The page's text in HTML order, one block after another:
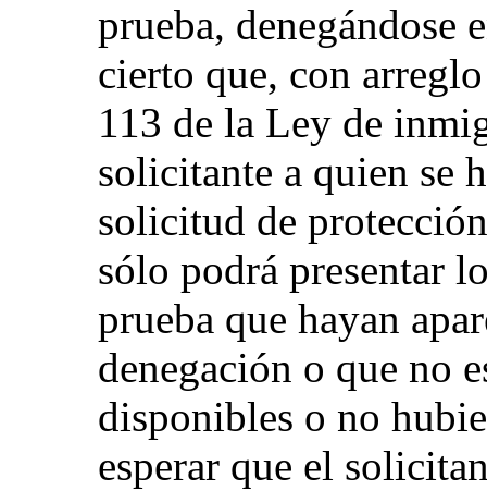
prueba, denegándose
cierto que, con
113 de la Ley de
solicitante a quien se
solicitud de
sólo podrá presentar
prueba que hayan
denegación o que no
disponibles o no
esperar que el